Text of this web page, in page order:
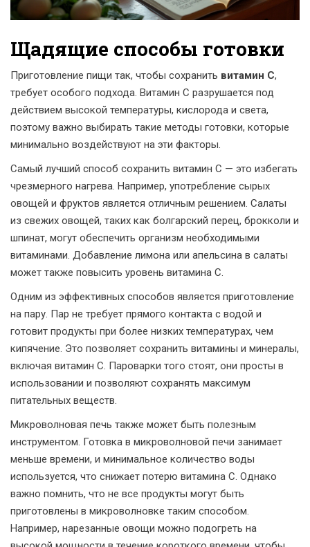
Щадящие способы готовки
Приготовление пищи так, чтобы сохранить витамин C,
требует особого подхода. Витамин C разрушается под
действием высокой температуры, кислорода и света,
поэтому важно выбирать такие методы готовки, которые
минимально воздействуют на эти факторы.
Самый лучший способ сохранить витамин C — это избегать
чрезмерного нагрева. Например, употребление сырых
овощей и фруктов является отличным решением. Салаты
из свежих овощей, таких как болгарский перец, брокколи и
шпинат, могут обеспечить организм необходимыми
витаминами. Добавление лимона или апельсина в салаты
может также повысить уровень витамина C.
Одним из эффективных способов является приготовление
на пару. Пар не требует прямого контакта с водой и
готовит продукты при более низких температурах, чем
кипячение. Это позволяет сохранить витамины и минералы,
включая витамин C. Пароварки того стоят, они просты в
использовании и позволяют сохранять максимум
питательных веществ.
Микроволновая печь также может быть полезным
инструментом. Готовка в микроволновой печи занимает
меньше времени, и минимальное количество воды
используется, что снижает потерю витамина C. Однако
важно помнить, что не все продукты могут быть
приготовлены в микроволновке таким способом.
Например, нарезанные овощи можно подогреть на